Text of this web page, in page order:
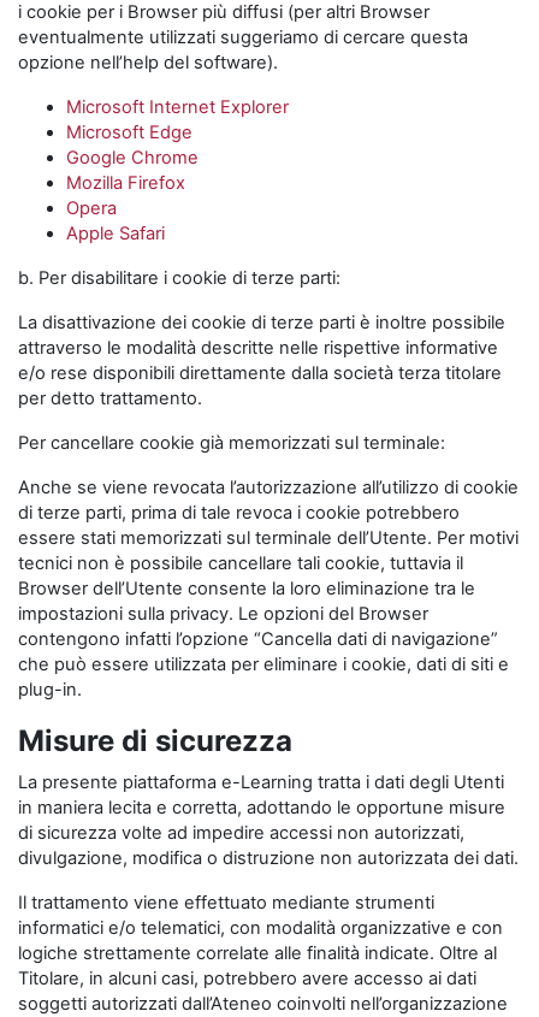
i cookie per i Browser più diffusi (per altri Browser
eventualmente utilizzati suggeriamo di cercare questa
opzione nell’help del software).
Microsoft Internet Explorer
Microsoft Edge
Google Chrome
Mozilla Firefox
Opera
Apple Safari
b. Per disabilitare i cookie di terze parti:
La disattivazione dei cookie di terze parti è inoltre possibile
attraverso le modalità descritte nelle rispettive informative
e/o rese disponibili direttamente dalla società terza titolare
per detto trattamento.
Per cancellare cookie già memorizzati sul terminale:
Anche se viene revocata l’autorizzazione all’utilizzo di cookie
di terze parti, prima di tale revoca i cookie potrebbero
essere stati memorizzati sul terminale dell’Utente. Per motivi
tecnici non è possibile cancellare tali cookie, tuttavia il
Browser dell’Utente consente la loro eliminazione tra le
impostazioni sulla privacy. Le opzioni del Browser
contengono infatti l’opzione “Cancella dati di navigazione”
che può essere utilizzata per eliminare i cookie, dati di siti e
plug-in.
Misure di sicurezza
La presente piattaforma e-Learning tratta i dati degli Utenti
in maniera lecita e corretta, adottando le opportune misure
di sicurezza volte ad impedire accessi non autorizzati,
divulgazione, modifica o distruzione non autorizzata dei dati.
Il trattamento viene effettuato mediante strumenti
informatici e/o telematici, con modalità organizzative e con
logiche strettamente correlate alle finalità indicate. Oltre al
Titolare, in alcuni casi, potrebbero avere accesso ai dati
soggetti autorizzati dall’Ateneo coinvolti nell’organizzazione